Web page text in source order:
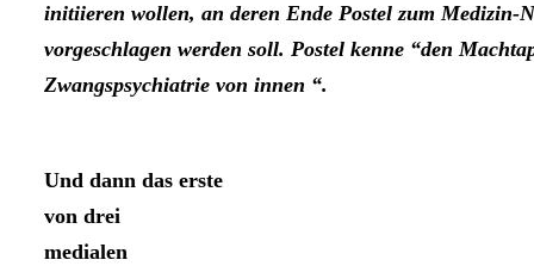
initiieren wollen, an deren Ende Postel zum Medizin-
vorgeschlagen werden soll. Postel kenne “den
Zwangspsychiatrie von innen “.
Und dann das erste
von drei
medialen